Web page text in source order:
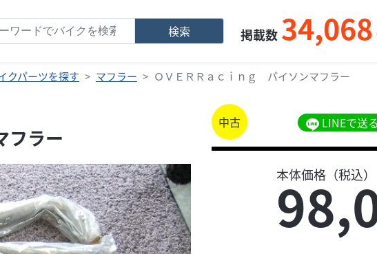
検索 掲載数 34,068
クパーツを探す マフラー ＯＶＥＲＲａｃｉｎｇ パイソンマフラー
フラー
中古 LINEで送る
本体価格（税込）